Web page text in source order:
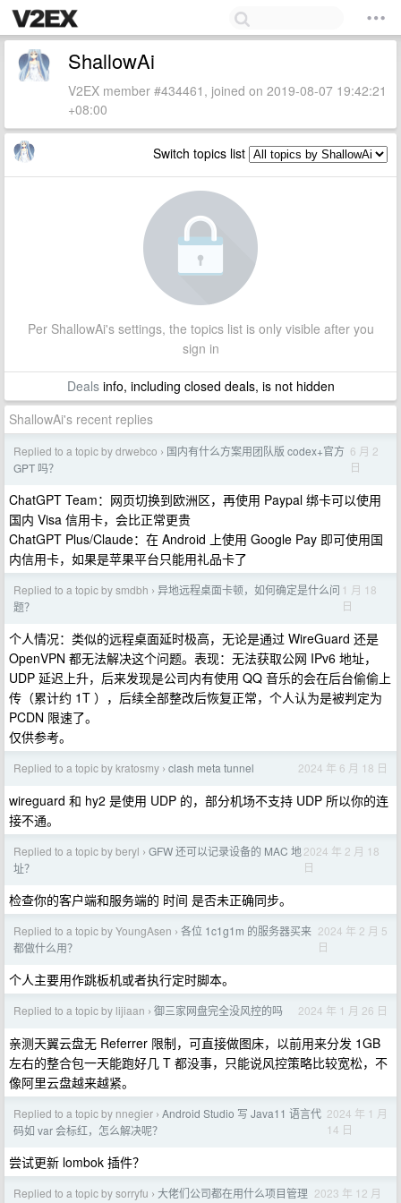
ShallowAi
V2EX member #434461, joined on 2019-08-07 19:42:21
+08:00
Switch topics list
Per ShallowAi's settings, the topics list is only visible after you
sign in
Dealsinfo, including closed deals, is not hidden
ShallowAi's recent replies
Replied to a topic by drwebco › 国内有什么方案用团队版 codex+官方
GPT 吗？
6 月 2
日
ChatGPT Team：网页切换到欧洲区，再使用 Paypal 绑卡可以使用
国内 Visa 信用卡，会比正常更贵
ChatGPT Plus/Claude：在 Android 上使用 Google Pay 即可使用国
内信用卡，如果是苹果平台只能用礼品卡了
Replied to a topic by smdbh › 异地远程桌面卡顿，如何确定是什么问
题？
1 月 18
日
个人情况：类似的远程桌面延时极高，无论是通过 WireGuard 还是
OpenVPN 都无法解决这个问题。表现：无法获取公网 IPv6 地址，
UDP 延迟上升，后来发现是公司内有使用 QQ 音乐的会在后台偷偷上
传（累计约 1T ），后续全部整改后恢复正常，个人认为是被判定为
PCDN 限速了。
仅供参考。
Replied to a topic by kratosmy › clash meta tunnel 2024 年 6 月 18 日
wireguard 和 hy2 是使用 UDP 的，部分机场不支持 UDP 所以你的连
接不通。
Replied to a topic by beryl › GFW 还可以记录设备的 MAC 地
址？
2024 年 2 月 18
日
检查你的客户端和服务端的 时间 是否未正确同步。
Replied to a topic by YoungAsen › 各位 1c1g1m 的服务器买来
都做什么用？
2024 年 2 月 5
日
个人主要用作跳板机或者执行定时脚本。
Replied to a topic by lijiaan › 御三家网盘完全没风控的吗 2024 年 1 月 26 日
亲测天翼云盘无 Referrer 限制，可直接做图床，以前用来分发 1GB
左右的整合包一天能跑好几 T 都没事，只能说风控策略比较宽松，不
像阿里云盘越来越紧。
Replied to a topic by nnegier › Android Studio 写 Java11 语言代
码如 var 会标红，怎么解决呢？
2024 年 1 月
14 日
尝试更新 lombok 插件？
Replied to a topic by sorryfu › 大佬们公司都在用什么项目管理 2023 年 12 月